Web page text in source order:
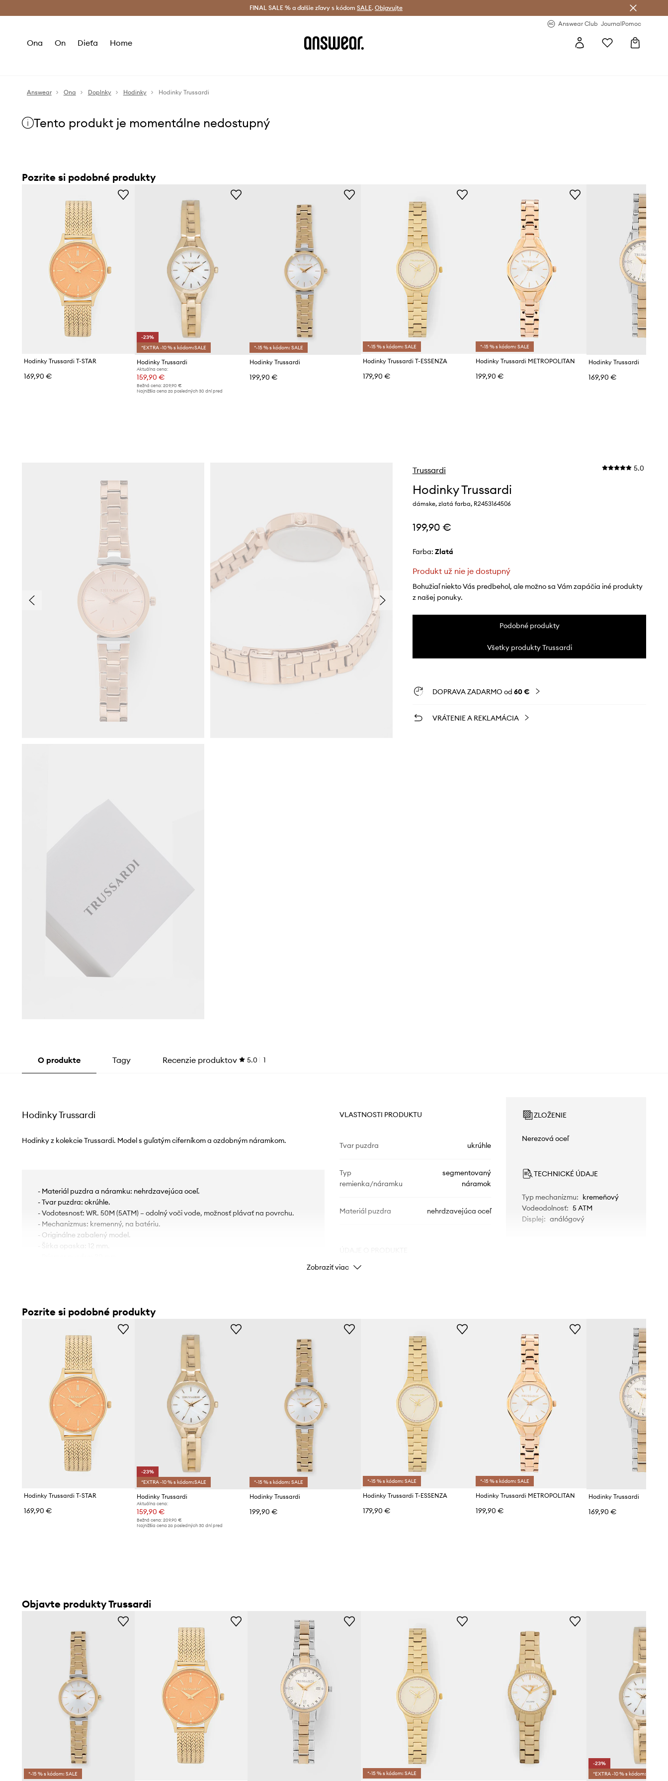
Bezplatná doprava od 60 € > Doručenie aj do 24 h >
FINAL SALE % a ďalšie zľavy s kódom SALE. Objavujte
Answear Club JournalPomoc
Ona On Dieťa Home
Answear Ona Doplnky Hodinky Hodinky Trussardi
Tento produkt je momentálne nedostupný
Pozrite si podobné produkty
Hodinky Trussardi T-STAR
169,90 €
-23%
*EXTRA -10 % s kódom:SALE
Hodinky Trussardi
Aktuálna cena:
159,90 €
Bežná cena:209,90 €
Najnižšia cena za posledných 30 dní pred
*-15 % s kódom: SALE
Hodinky Trussardi
199,90 €
*-15 % s kódom: SALE
Hodinky Trussardi T-ESSENZA
179,90 €
*-15 % s kódom: SALE
Hodinky Trussardi METROPOLITAN
199,90 €
Hodinky Trussardi
169,90 €
Trussardi 5.0
Hodinky Trussardi
dámske, zlatá farba, R2453164506
199,90 €
Farba: zlatá
Produkt už nie je dostupný
Bohužiaľ niekto Vás predbehol, ale možno sa Vám zapáčia iné produkty
z našej ponuky.
Podobné produkty
Všetky produkty Trussardi
DOPRAVA ZADARMO od 60 €
VRÁTENIE A REKLAMÁCIA
O produkte Tagy Recenzie produktov 5.0 1
Hodinky Trussardi
Hodinky z kolekcie Trussardi. Model s guľatým ciferníkom a ozdobným náramkom.
- Materiál puzdra a náramku: nehrdzavejúca oceľ.
- Tvar puzdra: okrúhle.
- Vodotesnosť: WR. 50M (5ATM) – odolný voči vode, možnosť plávať na povrchu.
- Mechanizmus: kremenný, na batériu.
- Originálne zabalený model.
- Šírka opaska: 12 mm.
VLASTNOSTI PRODUKTU
Tvar puzdra ukrúhle
Typ
remienka/náramku
segmentovaný
náramok
Materiál puzdra nehrdzavejúca oceľ
Značka Trussardi
ZLOŽENIE
Nerezová oceľ
TECHNICKÉ ÚDAJE
Typ mechanizmu: kremeňový
Vodeodolnosť: 5 ATM
Displej: análógový
Zobraziť viac
Pozrite si podobné produkty
Hodinky Trussardi T-STAR
169,90 €
-23%
*EXTRA -10 % s kódom:SALE
Hodinky Trussardi
Aktuálna cena:
159,90 €
Bežná cena:209,90 €
Najnižšia cena za posledných 30 dní pred
*-15 % s kódom: SALE
Hodinky Trussardi
199,90 €
*-15 % s kódom: SALE
Hodinky Trussardi T-ESSENZA
179,90 €
*-15 % s kódom: SALE
Hodinky Trussardi METROPOLITAN
199,90 €
Hodinky Trussardi
169,90 €
Objavte produkty Trussardi
*-15 % s kódom: SALE *-15 % s kódom: SALE
-23%
*EXTRA -10 % s kódom:SALE